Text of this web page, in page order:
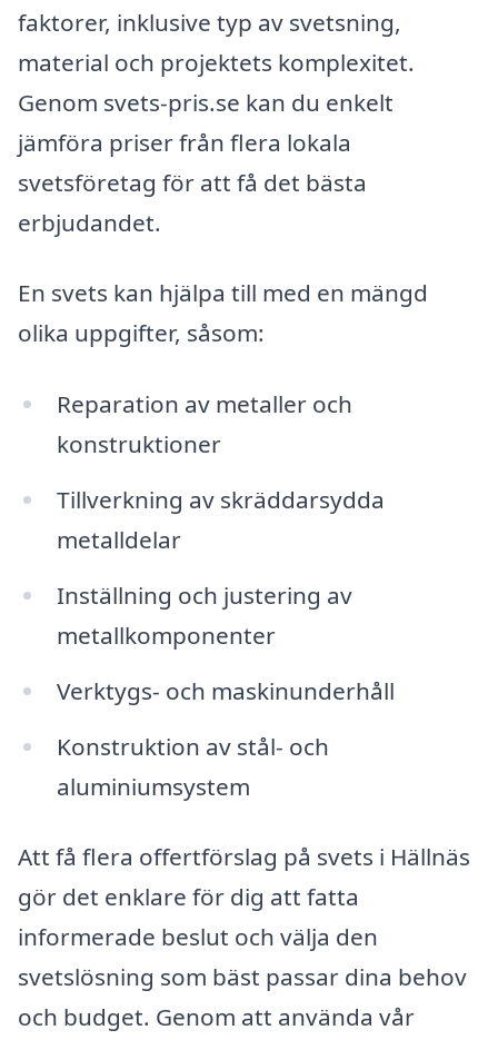
faktorer, inklusive typ av svetsning,
material och projektets komplexitet.
Genom svets-pris.se kan du enkelt
jämföra priser från flera lokala
svetsföretag för att få det bästa
erbjudandet.
En svets kan hjälpa till med en mängd
olika uppgifter, såsom:
Reparation av metaller och
konstruktioner
Tillverkning av skräddarsydda
metalldelar
Inställning och justering av
metallkomponenter
Verktygs- och maskinunderhåll
Konstruktion av stål- och
aluminiumsystem
Att få flera offertförslag på svets i Hällnäs
gör det enklare för dig att fatta
informerade beslut och välja den
svetslösning som bäst passar dina behov
och budget. Genom att använda vår